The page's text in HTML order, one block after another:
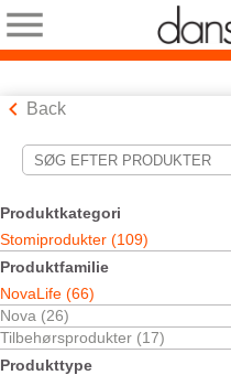
Back
Produktkategori
Stomiprodukter (109)
Produktfamilie
NovaLife (66)
Nova (26)
Tilbehørsprodukter (17)
Produkttype
Søgeværktøjer
Dine valg:
Stomiprodukter
NovaLife
NovaLife plader
Plader
Dit valg matchede7resultater
Sortér efter: